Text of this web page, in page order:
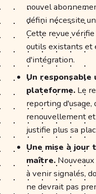
nouvel
défini nécessite
Cette revue
outils existants et
d'intégration.
Un responsable
plateforme. Le
reporting d'usage,
renouvellement
justifie plus sa
Une mise à
maître.
à venir signalés,
ne devrait pas